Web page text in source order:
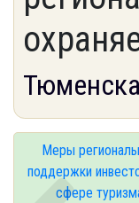
Меры
поддержки
сфере